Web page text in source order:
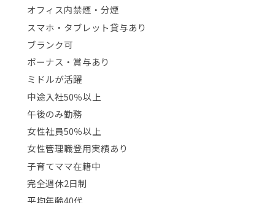
オフィス内禁煙・分煙
スマホ・タブレット貸与あり
ブランク可
ボーナス・賞与あり
ミドルが活躍
中途入社50％以上
午後のみ勤務
女性社員50％以上
女性管理職登用実績あり
子育てママ在籍中
完全週休2日制
平均年齢40代